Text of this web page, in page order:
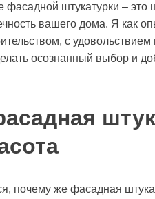
штукатурки – это
вашего дома. Я как
с
осознанный выбор и
почему же фасадная